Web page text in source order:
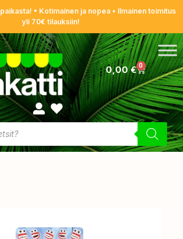
• Kotimainen ja nopea • Ilmainen toimitus
yli 70€ tilauksiin!
0,00€ 0